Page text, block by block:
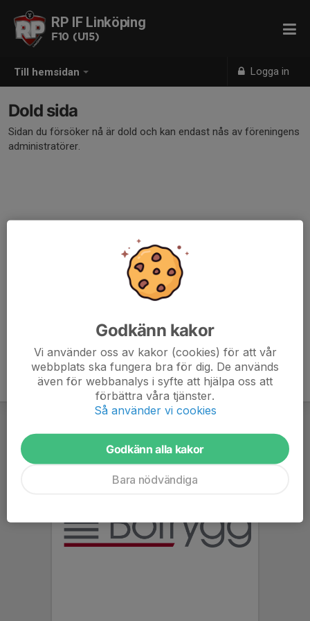
Till hemsidan Logga in
RP IF Linköping
F10 (U15)
Dold sida
Sidan du försöker nå är dold och kan endast nås av föreningens
administratörer.
Godkänn kakor
Vi använder oss av kakor (cookies) för att vår
webbplats ska fungera bra för dig. De används
även för webbanalys i syfte att hjälpa oss att
förbättra våra tjänster.
Så använder vi cookies
Godkänn alla kakor
Bara nödvändiga